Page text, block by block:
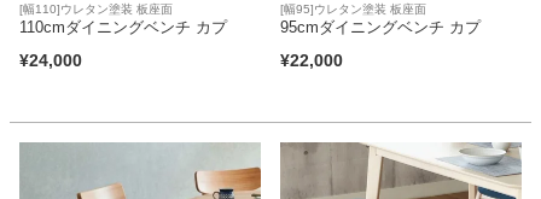
[幅110]ウレタン塗装 板座面
110cmダイニングベンチ カプ
¥24,000
[幅95]ウレタン塗装 板座面
95cmダイニングベンチ カプ
¥22,000